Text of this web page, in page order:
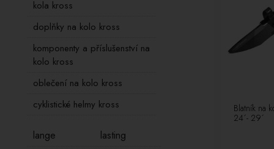
Blatník na
24´- 29´
kola kross
doplňky na kolo kross
komponenty a příslušenství na
kolo kross
oblečení na kolo kross
cyklistické helmy kross
lange
lasting